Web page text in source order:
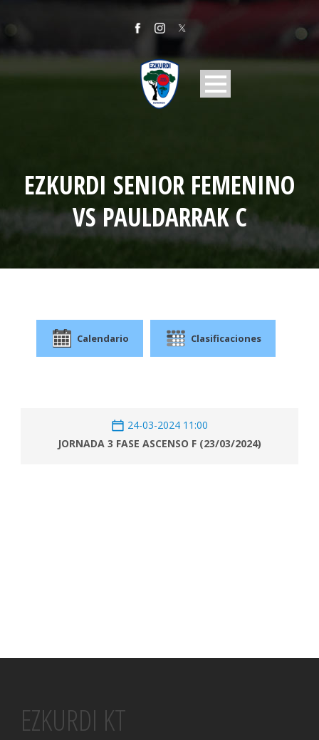
EZKURDI SENIOR FEMENINO
VS PAULDARRAK C
Calendario Clasificaciones
24-03-2024 11:00
JORNADA 3 FASE ASCENSO F (23/03/2024)
EZKURDI KT